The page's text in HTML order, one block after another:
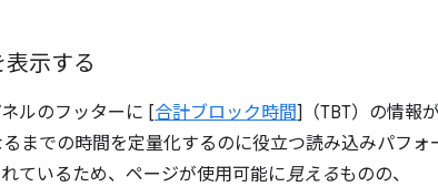
示する
ルのフッターに [合計ブロック時間]（TBT）の情報
までの時間を定量化するのに役立つ読み込みパフォ
ているため、ページが使用可能に見えるものの、